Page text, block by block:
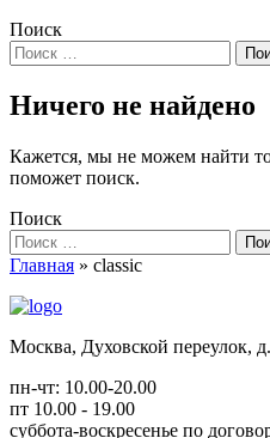
Поиск
Ничего не найдено
Кажется, мы не можем найти
поможет поиск.
Поиск
Главная » classic
Москва, Духовской переулок,
пн-чт: 10.00-20.00
пт 10.00 - 19.00
суббота-воскресенье по